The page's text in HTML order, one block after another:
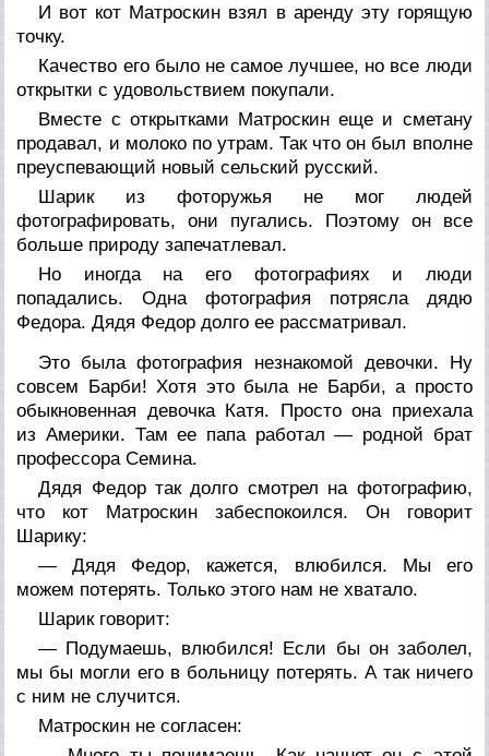
И вот кот Матроскин взял в аренду эту горящую
точку.
Качество его было не самое лучшее, но все люди
открытки с удовольствием покупали.
Вместе с открытками Матроскин еще и сметану
продавал, и молоко по утрам. Так что он был вполне
преуспевающий новый сельский русский.
Шарик из фоторужья не мог людей
фотографировать, они пугались. Поэтому он все
больше природу запечатлевал.
Но иногда на его фотографиях и люди
попадались. Одна фотография потрясла дядю
Федора. Дядя Федор долго ее рассматривал.
Это была фотография незнакомой девочки. Ну
совсем Барби! Хотя это была не Барби, а просто
обыкновенная девочка Катя. Просто она приехала
из Америки. Там ее папа работал — родной брат
профессора Семина.
Дядя Федор так долго смотрел на фотографию,
что кот Матроскин забеспокоился. Он говорит
Шарику:
— Дядя Федор, кажется, влюбился. Мы его
можем потерять. Только этого нам не хватало.
Шарик говорит:
— Подумаешь, влюбился! Если бы он заболел,
мы бы могли его в больницу потерять. А так ничего
с ним не случится.
Матроскин не согласен: